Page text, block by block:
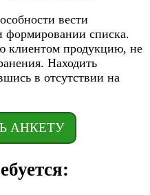
вести
формировании списка.
клиентом продукцию, не
Находить
в отсутствии на
АНКЕТУ